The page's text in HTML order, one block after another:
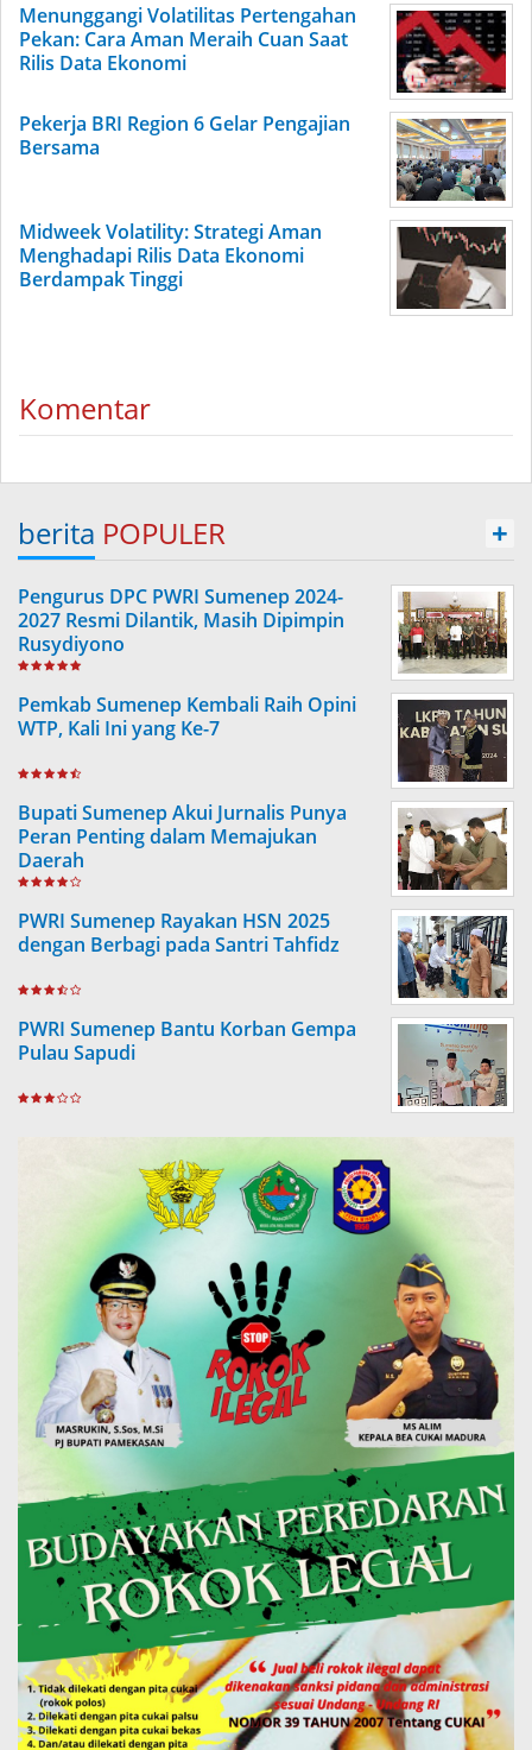
Menunggangi Volatilitas Pertengahan
Pekan: Cara Aman Meraih Cuan Saat
Rilis Data Ekonomi
Pekerja BRI Region 6 Gelar Pengajian
Bersama
Midweek Volatility: Strategi Aman
Menghadapi Rilis Data Ekonomi
Berdampak Tinggi
Komentar
berita POPULER +
Pengurus DPC PWRI Sumenep 2024-
2027 Resmi Dilantik, Masih Dipimpin
Rusydiyono
Pemkab Sumenep Kembali Raih Opini
WTP, Kali Ini yang Ke-7
Bupati Sumenep Akui Jurnalis Punya
Peran Penting dalam Memajukan
Daerah
PWRI Sumenep Rayakan HSN 2025
dengan Berbagi pada Santri Tahfidz
PWRI Sumenep Bantu Korban Gempa
Pulau Sapudi